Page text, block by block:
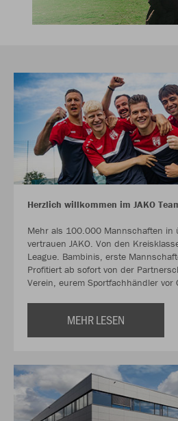
Herzlich willkommen im JAKO
Mehr als 100.000 Mannschaften in
vertrauen JAKO. Von den
League. Bambinis, erste
Profitiert ab sofort von der
Verein, eurem Sportfachhändler vor
MEHR LESEN